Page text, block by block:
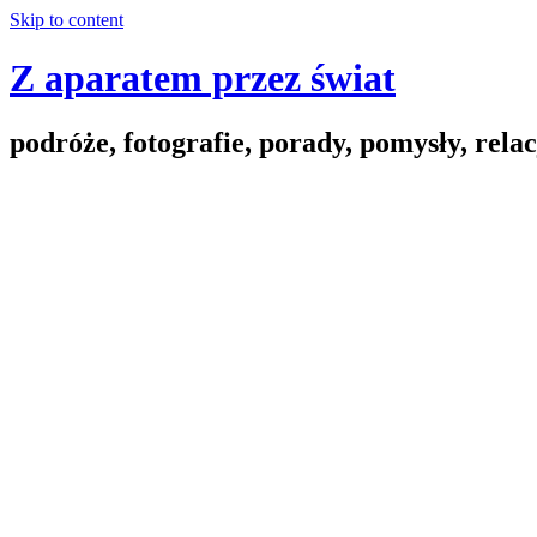
Skip to content
Z aparatem przez świat
podróże, fotografie, porady, pomysły,